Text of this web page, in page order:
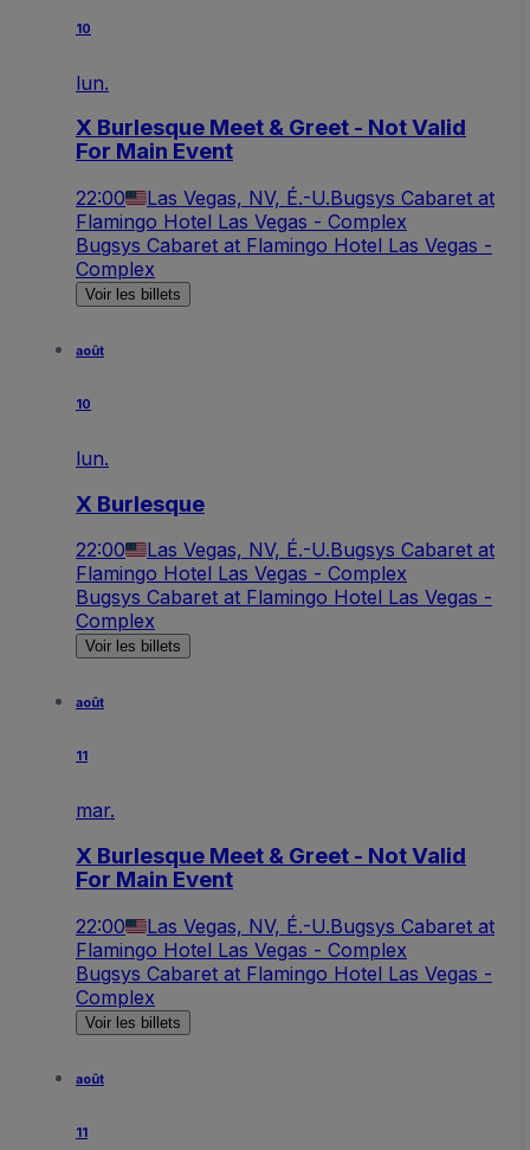
10
lun.
X Burlesque Meet & Greet - Not Valid
For Main Event
22:00 Las Vegas, NV, É.-U.Bugsys Cabaret at
Flamingo Hotel Las Vegas - Complex
Bugsys Cabaret at Flamingo Hotel Las Vegas -
Complex
Voir les billets
août
10
lun.
X Burlesque
22:00 Las Vegas, NV, É.-U.Bugsys Cabaret at
Flamingo Hotel Las Vegas - Complex
Bugsys Cabaret at Flamingo Hotel Las Vegas -
Complex
Voir les billets
août
11
mar.
X Burlesque Meet & Greet - Not Valid
For Main Event
22:00 Las Vegas, NV, É.-U.Bugsys Cabaret at
Flamingo Hotel Las Vegas - Complex
Bugsys Cabaret at Flamingo Hotel Las Vegas -
Complex
Voir les billets
août
11